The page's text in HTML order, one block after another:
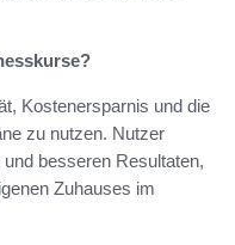
Kostenersparnis und die
zu nutzen. Nutzer
besseren Resultaten,
Zuhauses im